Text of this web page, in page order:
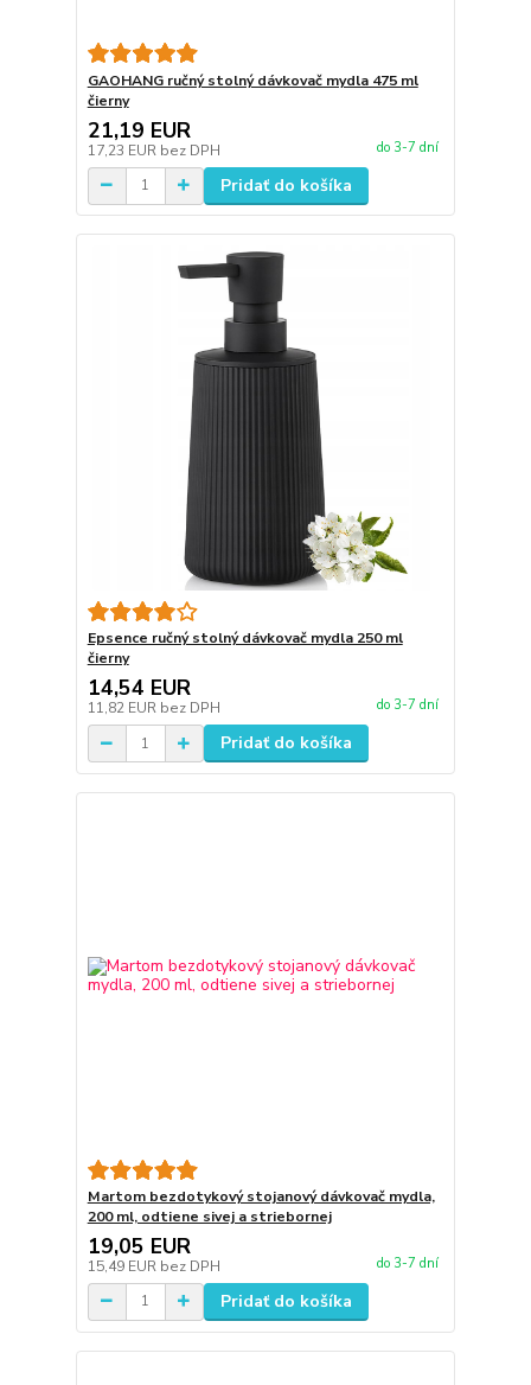
GAOHANG ručný stolný dávkovač mydla 475 ml
čierny
21,19 EUR
17,23 EUR bez DPH do 3-7 dní
Pridať do košíka
Epsence ručný stolný dávkovač mydla 250 ml
čierny
14,54 EUR
11,82 EUR bez DPH do 3-7 dní
Pridať do košíka
Martom bezdotykový stojanový dávkovač mydla,
200 ml, odtiene sivej a striebornej
19,05 EUR
15,49 EUR bez DPH do 3-7 dní
Pridať do košíka